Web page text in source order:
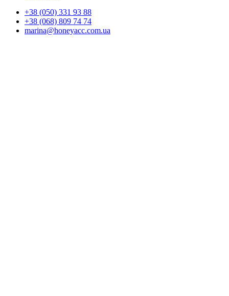
+38 (050) 331 93 88
+38 (068) 809 74 74
marina@honeyacc.com.ua